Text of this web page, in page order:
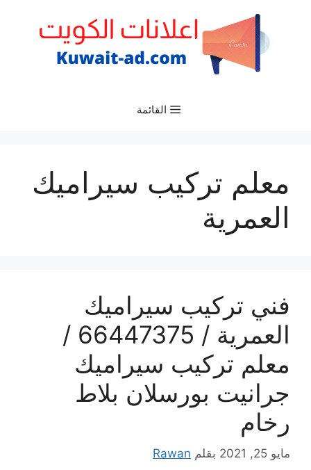
القائمة
معلم تركيب سيراميك
العمرية
فني تركيب سيراميك
العمرية / 66447375 /
معلم تركيب سيراميك
جرانيت بورسلان بلاط
رخام
مايو 25, 2021 بقلم Rawan